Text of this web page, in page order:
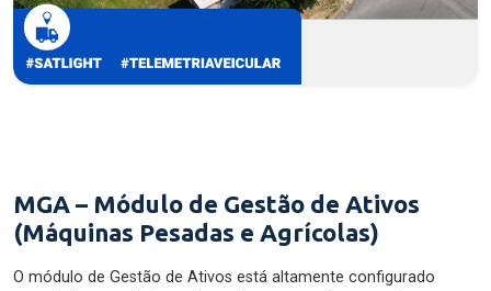
MGA – Módulo de Gestão de Ativos
(Máquinas Pesadas e Agrícolas)
O módulo de Gestão de Ativos está altamente configurado